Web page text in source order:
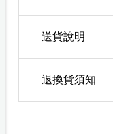
送貨說明
退換貨須知